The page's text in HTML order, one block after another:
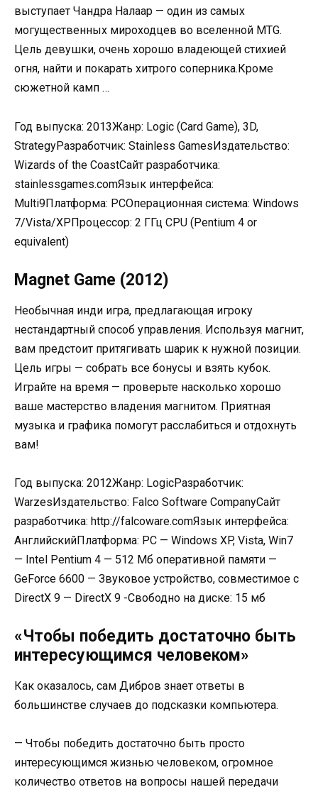
выступает Чандра Налаар — один из самых
могущественных мироходцев во вселенной MTG.
Цель девушки, очень хорошо владеющей стихией
огня, найти и покарать хитрого соперника.Кроме
сюжетной камп …
Год выпуска: 2013Жанр: Logic (Card Game), 3D,
StrategyРазработчик: Stainless GamesИздательство:
Wizards of the CoastСайт разработчика:
stainlessgames.comЯзык интерфейса:
Multi9Платформа: PCОперационная система: Windows
7/Vista/XPПроцессор: 2 ГГц CPU (Pentium 4 or
equivalent)
Magnet Game (2012)
Необычная инди игра, предлагающая игроку
нестандартный способ управления. Используя магнит,
вам предстоит притягивать шарик к нужной позиции.
Цель игры — собрать все бонусы и взять кубок.
Играйте на время — проверьте насколько хорошо
ваше мастерство владения магнитом. Приятная
музыка и графика помогут расслабиться и отдохнуть
вам!
Год выпуска: 2012Жанр: LogicРазработчик:
WarzesИздательство: Falco Software CompanyСайт
разработчика: http://falcoware.comЯзык интерфейса:
АнглийскийПлатформа: PC — Windows XP, Vista, Win7
— Intel Pentium 4 — 512 Mб оперативной памяти —
GeForce 6600 — Звуковое устройство, совместимое с
DirectX 9 — DirectX 9 -Свободно на диске: 15 мб
«Чтобы победить достаточно быть
интересующимся человеком»
Как оказалось, сам Дибров знает ответы в
большинстве случаев до подсказки компьютера.
— Чтобы победить достаточно быть просто
интересующимся жизнью человеком, огромное
количество ответов на вопросы нашей передачи